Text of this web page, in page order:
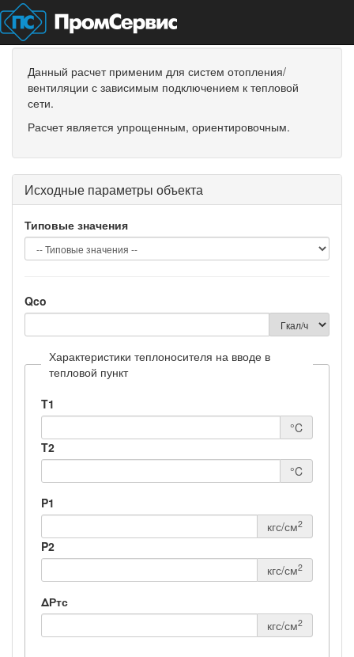
Данный расчет применим для систем отопления/
вентиляции с зависимым подключением к тепловой
сети.
Расчет является упрощенным, ориентировочным.
Исходные параметры объекта
Типовые значения
Qco
Характеристики теплоносителя на вводе в
тепловой пункт
T1
°C
T2
°C
P1
кгс/см2
P2
кгс/см2
ΔРтс
кгс/см2